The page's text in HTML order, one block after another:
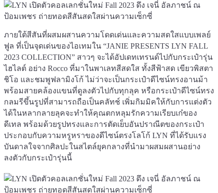
ภายใต้สีสันที่ผสมผสานความโดดเด่นและความสดใสแบบเพลย์
ฟูล ที่เป็นจุดเด่นของไอเทมใน “JANIE PRESENTS LYN FALL
2023 COLLECTION” สาวๆ จะได้อัปเดทเทรนด์ไปกับกระเป๋ารุ่น
ไฮไลต์ อย่าง Rocco ที่มาในพาเลทสีสดใส ทั้งสีฟ้าสด เขียวพิสตา
ชิโอ และชมพูฟลามิงโก้ ไม่ว่าจะเป็นกระเป๋าดีไซน์ทรงอานม้า
พร้อมสายคล้องแขนที่ดูลงตัวไปกับทุกลุค หรือกระเป๋าดีไซน์ทรง
กลมรีขึ้นรูปที่สามารถถือเป็นคลัทช์ เพิ่มกิมมิคให้กับการแต่งตัว
ได้ในหลากลายลุคจะทำให้คุณตกหลุมรักความเรียบเก๋ของ
ดีเทล พร้อมด้วยรูปทรงและการตัดเย็บอันปราณีตของกระเป๋า
ประกอบกับความหรูหราของดีไซน์ตรงโลโก้ LYN ที่ได้รับแรง
บันดาลใจจากศิลปะในสไตล์ยุคกลางที่นำมาผสมผสานอย่าง
ลงตัวกับกระเป๋ารุ่นนี้